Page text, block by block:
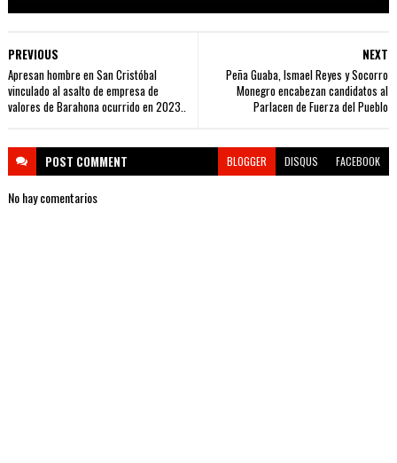
NEXT
Peña Guaba, Ismael Reyes y Socorro
Monegro encabezan candidatos al
Parlacen de Fuerza del Pueblo
PREVIOUS
Apresan hombre en San Cristóbal
vinculado al asalto de empresa de
valores de Barahona ocurrido en 2023..
POST COMMENT BLOGGER DISQUS FACEBOOK
No hay comentarios